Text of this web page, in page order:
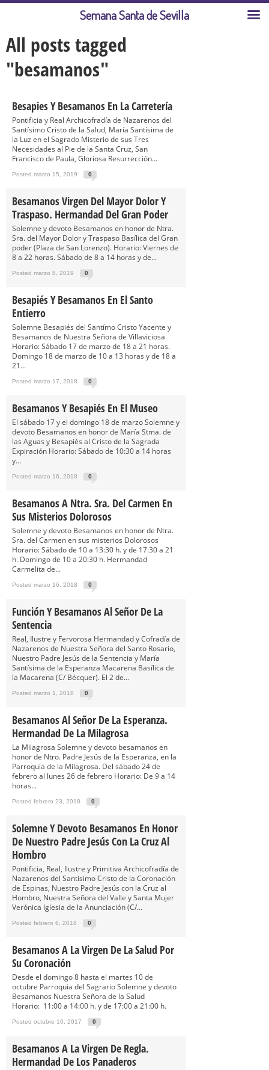
All posts tagged
"besamanos"
Besapies Y Besamanos En La Carretería
Pontificia y Real Archicofradía de Nazarenos del
Santísimo Cristo de la Salud, María Santísima de
la Luz en el Sagrado Misterio de sus Tres
Necesidades al Pie de la Santa Cruz, San
Francisco de Paula, Gloriosa Resurrección...
Posted marzo 15, 2019 0
Besamanos Virgen Del Mayor Dolor Y
Traspaso. Hermandad Del Gran Poder
Solemne y devoto Besamanos en honor de Ntra.
Sra. del Mayor Dolor y Traspaso Basílica del Gran
poder (Plaza de San Lorenzo). Horario: Viernes de
8 a 22 horas. Sábado de 8 a 14 horas y de...
Posted marzo 8, 2019 0
Besapiés Y Besamanos En El Santo
Entierro
Solemne Besapiés del Santímo Cristo Yacente y
Besamanos de Nuestra Señora de Villaviciosa
Horario: Sábado 17 de marzo de 18 a 21 horas.
Domingo 18 de marzo de 10 a 13 horas y de 18 a
21...
Posted marzo 17, 2018 0
Besamanos Y Besapiés En El Museo
El sábado 17 y el domingo 18 de marzo Solemne y
devoto Besamanos en honor de María Stma. de
las Aguas y Besapiés al Cristo de la Sagrada
Expiración Horario: Sábado de 10:30 a 14 horas
y...
Posted marzo 16, 2018 0
Besamanos A Ntra. Sra. Del Carmen En
Sus Misterios Dolorosos
Solemne y devoto Besamanos en honor de Ntra.
Sra. del Carmen en sus misterios Dolorosos
Horario: Sábado de 10 a 13:30 h. y de 17:30 a 21
h. Domingo de 10 a 20:30 h. Hermandad
Carmelita de...
Posted marzo 16, 2018 0
Función Y Besamanos Al Señor De La
Sentencia
Real, Ilustre y Fervorosa Hermandad y Cofradía de
Nazarenos de Nuestra Señora del Santo Rosario,
Nuestro Padre Jesús de la Sentencia y María
Santísima de la Esperanza Macarena Basílica de
la Macarena (C/ Bécquer). El 2 de...
Posted marzo 1, 2018 0
Besamanos Al Señor De La Esperanza.
Hermandad De La Milagrosa
La Milagrosa Solemne y devoto besamanos en
honor de Ntro. Padre Jesús de la Esperanza, en la
Parroquia de la Milagrosa. Del sábado 24 de
febrero al lunes 26 de febrero Horario: De 9 a 14
horas...
Posted febrero 23, 2018 0
Solemne Y Devoto Besamanos En Honor
De Nuestro Padre Jesús Con La Cruz Al
Hombro
Pontificia, Real, Ilustre y Primitiva Archicofradía de
Nazarenos del Santísimo Cristo de la Coronación
de Espinas, Nuestro Padre Jesús con la Cruz al
Hombro, Nuestra Señora del Valle y Santa Mujer
Verónica Iglesia de la Anunciación (C/...
Posted febrero 6, 2018 0
Besamanos A La Virgen De La Salud Por
Su Coronación
Desde el domingo 8 hasta el martes 10 de
octubre Parroquia del Sagrario Solemne y devoto
Besamanos Nuestra Señora de la Salud
Horario: 11:00 a 14:00 h. y de 17:00 a 21:00 h.
Posted octubre 10, 2017 0
Besamanos A La Virgen De Regla.
Hermandad De Los Panaderos
Semana Santa de Sevilla